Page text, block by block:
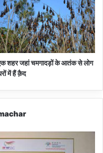
शहर जहां चमगादड़ों के आतंक से लोग
में हैं क़ैद